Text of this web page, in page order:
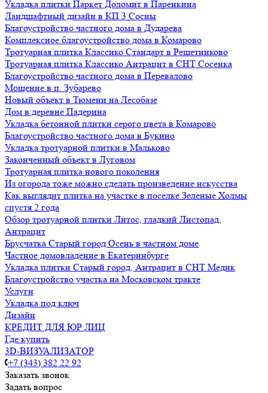
Укладка плитки Паркет Доломит в Паренкина
Ландшафтный дизайн в КП 3 Сосны
Благоустройство частного дома в Дударева
Комплексное благоустройство дома в Комарово
Тротуарная плитка Классико Стандарт в Решетниково
Тротуарная плитка Классико Антрацит в СНТ Сосенка
Благоустройство частного дома в Перевалово
Мощение в п. Зубарево
Новый объект в Тюмени на Лесобазе
Дом в деревне Падерина
Укладка бетонной плитки серого цвета в Комарово
Благоустройство частного дома в Букино
Укладка тротуарной плитки в Мальково
Законченный объект в Луговом
Тротуарная плитка нового поколения
Из огорода тоже можно сделать произведение искусства
Как выглядит плитка на участке в поселке Зеленые Холмы
спустя 2 года
Обзор тротуарной плитки Литос, гладкий Листопад,
Антрацит
Брусчатка Старый город Осень в частном доме
Частное домовладение в Екатеринбурге
Укладка плитки Старый город, Антрацит в СНТ Медик
Благоустройство участка на Московском тракте
Услуги
Укладка под ключ
Дизайн
КРЕДИТ ДЛЯ ЮР ЛИЦ
Где купить
3D-ВИЗУАЛИЗАТОР
+7 (343) 382 22 92
Заказать звонок
Задать вопрос